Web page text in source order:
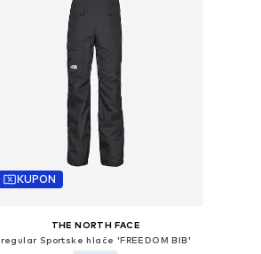
KUPON
THE NORTH FACE
regular Sportske hlače 'FREEDOM BIB'